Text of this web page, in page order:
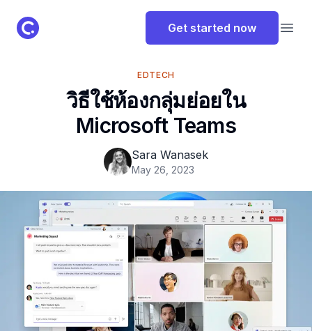
ClassPoint Logo Get started now
EDTECH
วิธีใช้ห้องกลุ่มย่อยใน
Microsoft Teams
Sara Wanasek
May 26, 2023